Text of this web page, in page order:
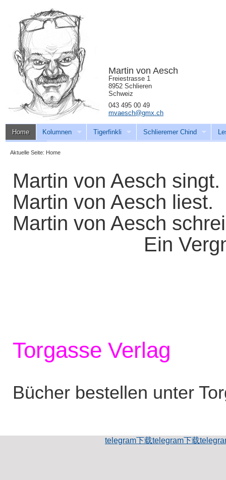
Home Kolumnen Tigerfinkli Schlieremer Chind
Martin von Aesch
Freiestrasse 1
8952 Schlieren
Schweiz
043 495 00 49
mvaesch@gmx.ch
Aktuelle Seite: Home
Martin von Aesch singt.
Martin von Aesch liest.
Martin von Aesch
Ein
Torgasse Verlag
Bücher bestellen unter
telegram下载telegram下载